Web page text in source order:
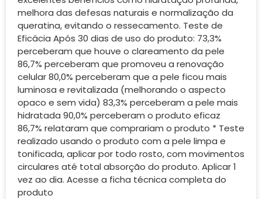
melhora das defesas naturais e normalização da
queratina, evitando o ressecamento. Teste de
Eficácia Após 30 dias de uso do produto: 73,3%
perceberam que houve o clareamento da pele
86,7% perceberam que promoveu a renovação
celular 80,0% perceberam que a pele ficou mais
luminosa e revitalizada (melhorando o aspecto
opaco e sem vida) 83,3% perceberam a pele mais
hidratada 90,0% perceberam o produto eficaz
86,7% relataram que comprariam o produto * Teste
realizado usando o produto com a pele limpa e
tonificada, aplicar por todo rosto, com movimentos
circulares até total absorção do produto. Aplicar 1
vez ao dia. Acesse a ficha técnica completa do
produto